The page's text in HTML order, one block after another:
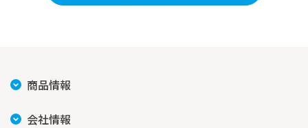
商品情報
会社情報